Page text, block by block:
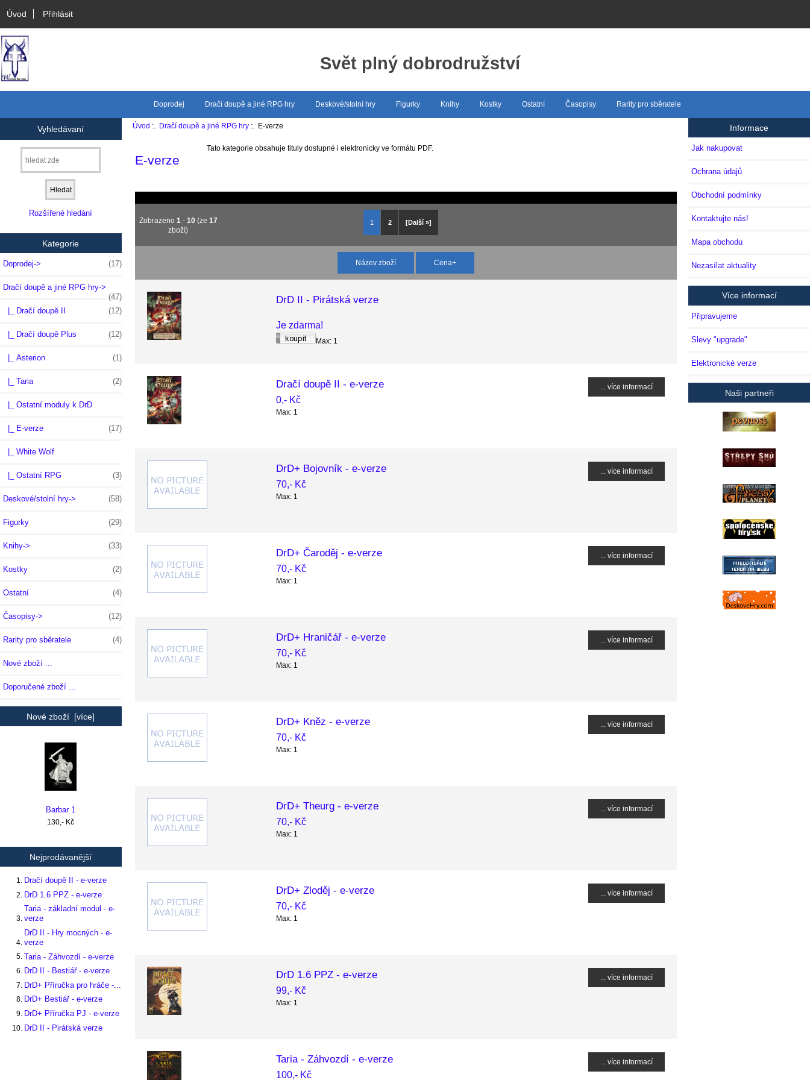
Úvod Přihlásit
Svět plný dobrodružství
Doprodej Dračí doupě a jiné RPG hry Deskové/stolní hry Figurky Knihy Kostky Ostatní Časopisy Rarity pro sběratele
Vyhledávaní
Rozšířené hledání
Kategorie
Doprodej-> (17)
Dračí doupě a jiné RPG hry->
(47)
|_ Dračí doupě II
(12)
|_ Dračí doupě Plus (12)
|_ Asterion (1)
|_ Taria (2)
|_ Ostatní moduly k DrD
|_ E-verze (17)
|_ White Wolf
|_ Ostatní RPG (3)
Deskové/stolní hry-> (58)
Figurky (29)
Knihy-> (33)
Kostky (2)
Ostatní (4)
Časopisy-> (12)
Rarity pro sběratele (4)
Nové zboží ...
Doporučené zboží ...
Nové zboží [více]
Barbar 1
130,- Kč
Nejprodávanější
Dračí doupě II - e-verze
DrD 1.6 PPZ - e-verze
Taria - základní modul - e-
verze
DrD II - Hry mocných - e-
verze
Taria - Záhvozdí - e-verze
DrD II - Bestiář - e-verze
DrD+ Příručka pro hráče -...
DrD+ Bestiář - e-verze
DrD+ Příručka PJ - e-verze
DrD II - Pirátská verze
Úvod :. Dračí doupě a jiné RPG hry :. E-verze
E-verze
Tato kategorie obsahuje tituly dostupné i elektronicky ve formátu PDF.
1 2 [Další »]
Zobrazeno 1 - 10(ze 17
zboží)
Název zboží Cena+
DrD II - Pirátská verze
Je zdarma!
Max: 1
Dračí doupě II - e-verze
0,- Kč
... více informací
Max: 1
DrD+ Bojovník - e-verze
70,- Kč
... více informací
Max: 1
DrD+ Čaroděj - e-verze
70,- Kč
... více informací
Max: 1
DrD+ Hraničář - e-verze
70,- Kč
... více informací
Max: 1
DrD+ Kněz - e-verze
70,- Kč
... více informací
Max: 1
DrD+ Theurg - e-verze
70,- Kč
... více informací
Max: 1
DrD+ Zloděj - e-verze
70,- Kč
... více informací
Max: 1
DrD 1.6 PPZ - e-verze
99,- Kč
... více informací
Max: 1
Taria - Záhvozdí - e-verze
100,- Kč
... více informací
Informace
Jak nakupovat
Ochrana údajů
Obchodní podmínky
Kontaktujte nás!
Mapa obchodu
Nezasílat aktuality
Více informací
Připravujeme
Slevy "upgrade"
Elektronické verze
Naši partneři